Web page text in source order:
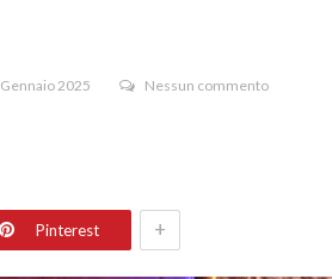
2025 Nessun commento
Pinterest +